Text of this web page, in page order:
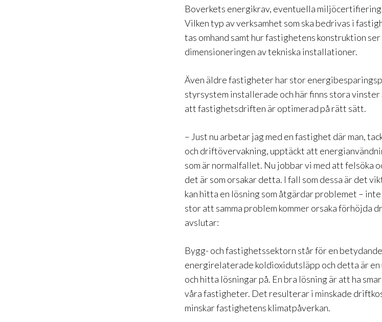
Boverkets energikrav, eventuella
Vilken typ av verksamhet som ska bedrivas i
tas omhand samt hur fastighetens konstruktion
dimensioneringen av tekniska installationer.
Även äldre fastigheter har stor
styrsystem installerade och här finns stora
att fastighetsdriften är optimerad på rätt sätt.
– Just nu arbetar jag med en fastighet där man,
och driftövervakning, upptäckt att
som är normalfallet. Nu jobbar vi med att felsöka
det är som orsakar detta. I fall som dessa är det
kan hitta en lösning som åtgärdar problemet –
stor att samma problem kommer orsaka förhöjda
avslutar:
Bygg- och fastighetssektorn står för en
energirelaterade koldioxidutsläpp och detta är en
och hitta lösningar på. En bra lösning är att ha
våra fastigheter. Det resulterar i minskade
minskar fastighetens klimatpåverkan.